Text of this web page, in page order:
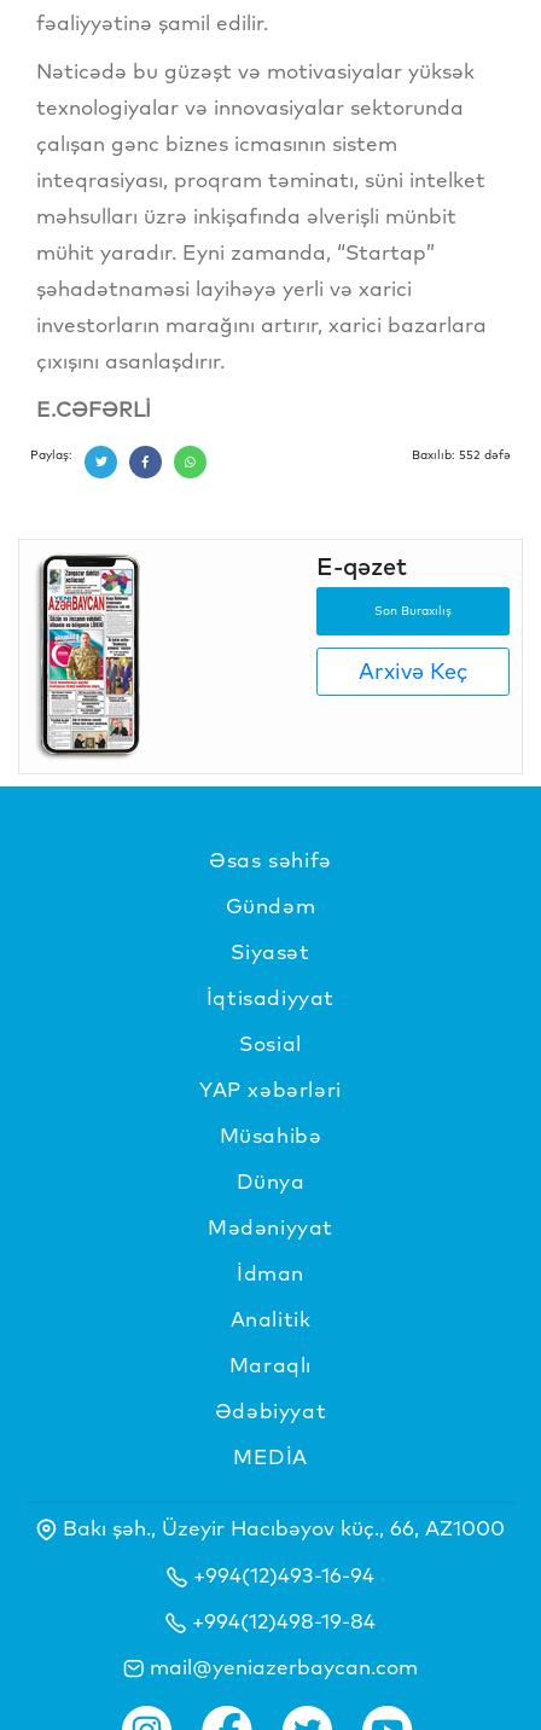
fəaliyyətinə şamil edilir.
Nəticədə bu güzəşt və motivasiyalar yüksək
texnologiyalar və innovasiyalar sektorunda
çalışan gənc biznes icmasının sistem
inteqrasiyası, proqram təminatı, süni intelket
məhsulları üzrə inkişafında əlverişli münbit
mühit yaradır. Eyni zamanda, “Startap”
şəhadətnaməsi layihəyə yerli və xarici
investorların marağını artırır, xarici bazarlara
çıxışını asanlaşdırır.
E.CƏFƏRLİ
Paylaş: Baxılıb: 552 dəfə
E-qəzet
Son Buraxılış
Arxivə Keç
Əsas səhifə
Gündəm
Siyasət
İqtisadiyyat
Sosial
YAP xəbərləri
Müsahibə
Dünya
Mədəniyyat
İdman
Analitik
Maraqlı
Ədəbiyyat
MEDİA
Bakı şəh., Üzeyir Hacıbəyov küç., 66, AZ1000
+994(12)493-16-94
+994(12)498-19-84
mail@yeniazerbaycan.com